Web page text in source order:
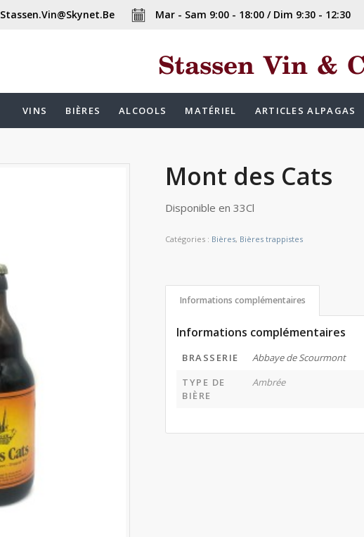
Stassen.Vin@Skynet.Be Mar - Sam 9:00 - 18:00 / Dim 9:30 - 12:30
VINS BIÈRES ALCOOLS MATÉRIEL ARTICLES ALPAGAS
Mont des Cats
Disponible en 33Cl
Catégories : Bières, Bières trappistes
Informations complémentaires
Informations complémentaires
BRASSERIE
Abbaye de Scourmont
TYPE DE
BIÈRE
Ambrée